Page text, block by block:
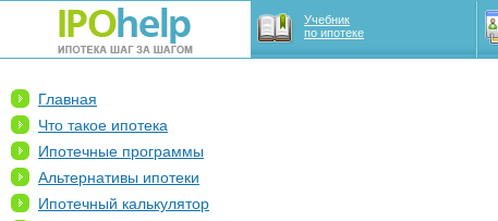
Учебник
по ипотеке
Главная
Что такое ипотека
Ипотечные программы
Альтернативы ипотеки
Ипотечный калькулятор